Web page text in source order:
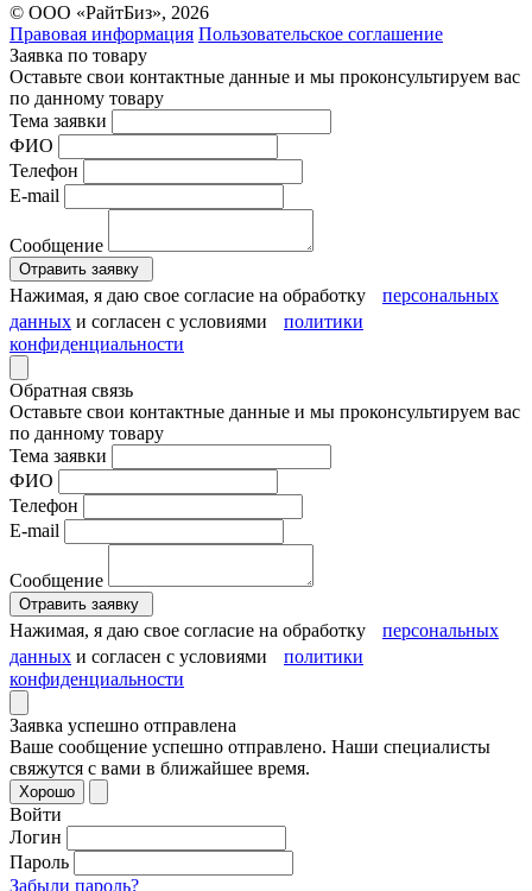
© ООО «РайтБиз», 2026
Правовая информация Пользовательское соглашение
Заявка по товару
Оставьте свои контактные данные и мы проконсультируем вас
по данному товару
Тема заявки
ФИО
Телефон
E-mail
Сообщение
Отравить заявку
Нажимая, я даю свое согласие на обработку персональных
данных и согласен с условиями политики
конфиденциальности
Обратная связь
Оставьте свои контактные данные и мы проконсультируем вас
по данному товару
Тема заявки
ФИО
Телефон
E-mail
Сообщение
Отравить заявку
Нажимая, я даю свое согласие на обработку персональных
данных и согласен с условиями политики
конфиденциальности
Заявка успешно отправлена
Ваше сообщение успешно отправлено. Наши специалисты
свяжутся с вами в ближайшее время.
Хорошо
Войти
Логин
Пароль
Забыли пароль?